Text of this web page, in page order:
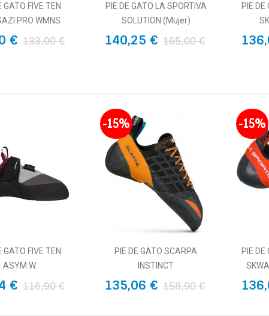
GATO FIVE TEN
PRO WMNS
€ 133,00 €
PIE DE GATO LA SPORTIVA
SOLUTION (mujer)
140,25 € 165,00 €
PIE
GATO FIVE TEN
ASYM W
€ 116,90 €
-15%
PIE DE GATO SCARPA
INSTINCT
135,06 € 158,90 €
-15%
PIE